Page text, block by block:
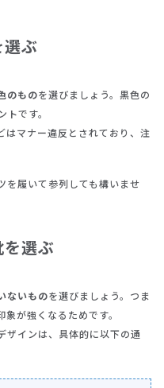
ぶ
のものを選びましょう。黒色の
です。
はマナー違反とされており、注
を履いて参列しても構いませ
選ぶ
ないものを選びましょう。つま
が強くなるためです。
ザインは、具体的に以下の通